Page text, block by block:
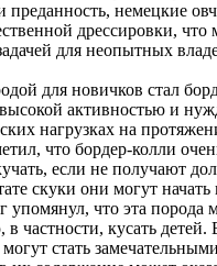
немецкие
дрессировки, что
для неопытных
для новичков стал
активностью и
нагрузках на
что бордер-колли
если не получают
скуки они могут
упомянул, что эта порода
в частности, кусать
стать